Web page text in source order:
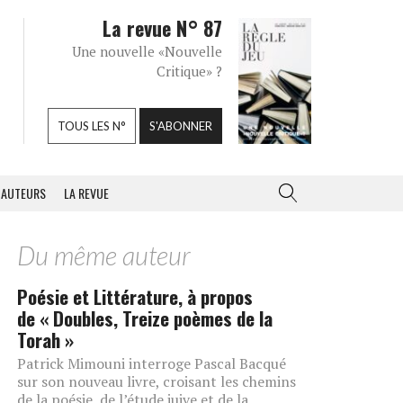
La revue N° 87
Une nouvelle «Nouvelle
Critique» ?
TOUS LES N° S'ABONNER
AUTEURS LA REVUE
Du même auteur
Poésie et Littérature, à propos
de « Doubles, Treize poèmes de la
Torah »
Patrick Mimouni interroge Pascal Bacqué
sur son nouveau livre, croisant les chemins